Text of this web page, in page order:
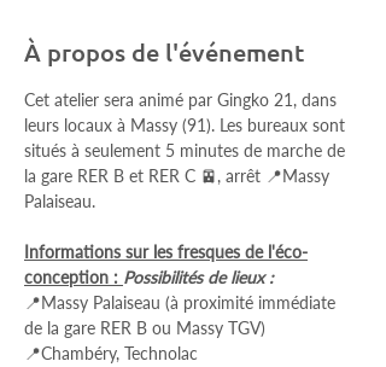
À propos de l'événement
Cet atelier sera animé par Gingko 21, dans
leurs locaux à Massy (91). Les bureaux sont
situés à seulement 5 minutes de marche de
la gare RER B et RER C 🚈, arrêt 📍Massy
Palaiseau.
Informations sur les fresques de l'éco-
conception : Possibilités de lieux :
📍Massy Palaiseau (à proximité immédiate
de la gare RER B ou Massy TGV)
📍Chambéry, Technolac